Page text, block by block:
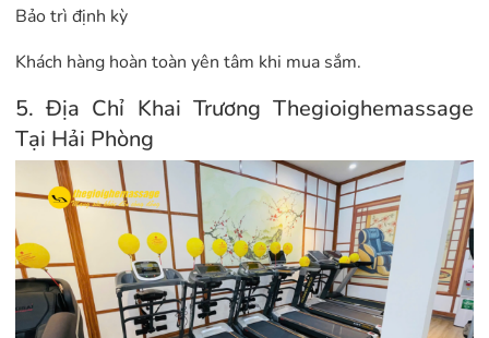
Bảo trì định kỳ
Khách hàng hoàn toàn yên tâm khi mua sắm.
5. Địa Chỉ Khai Trương Thegioighemassage
Tại Hải Phòng